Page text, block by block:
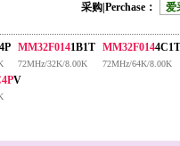
采购|Perchase： 爱
MM32F0141B1T
72MHz/32K/8.00K
MM32F0144C1T
72MHz/64K/8.00K
V